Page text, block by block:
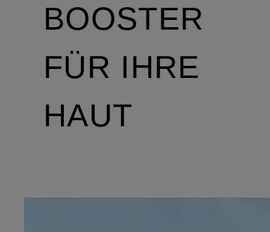
BOOSTER
FÜR IHRE
HAUT